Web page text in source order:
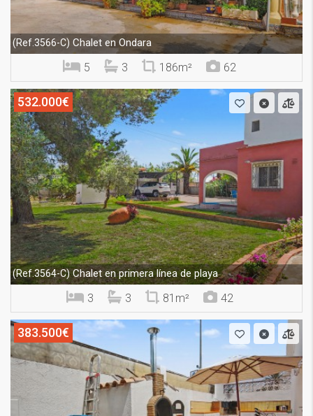
(Ref.3566-C) Chalet en Ondara
5 3 186m² 62
532.000€
(Ref.3564-C)Chalet en primera línea de playa
3 3 81m² 42
383.500€